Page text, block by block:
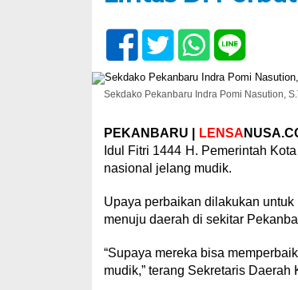
Sekdako Pekanbaru Indra Pomi Nasution,
PEKANBARU | LENSA
Idul Fitri 1444 H. Pemerintah
nasional jelang mudik.
Upaya perbaikan dilakukan
menuju daerah di sekitar
“Supaya mereka bisa
mudik,” terang Sekretaris